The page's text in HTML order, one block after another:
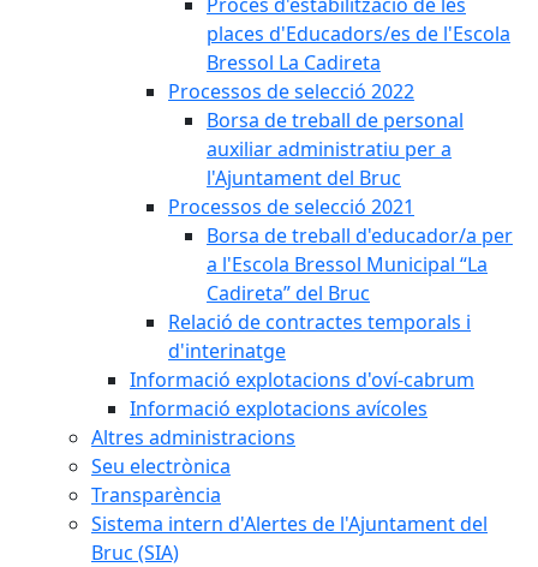
places d'Educadors/es de l'Escola
Bressol La Cadireta
Processos de selecció 2022
Borsa de treball de personal
auxiliar administratiu per a
l'Ajuntament del Bruc
Processos de selecció 2021
Borsa de treball d'educador/a per
a l'Escola Bressol Municipal “La
Cadireta” del Bruc
Relació de contractes temporals i
d'interinatge
Informació explotacions d'oví-cabrum
Informació explotacions avícoles
Altres administracions
Seu electrònica
Transparència
Sistema intern d'Alertes de l'Ajuntament del
Bruc (SIA)